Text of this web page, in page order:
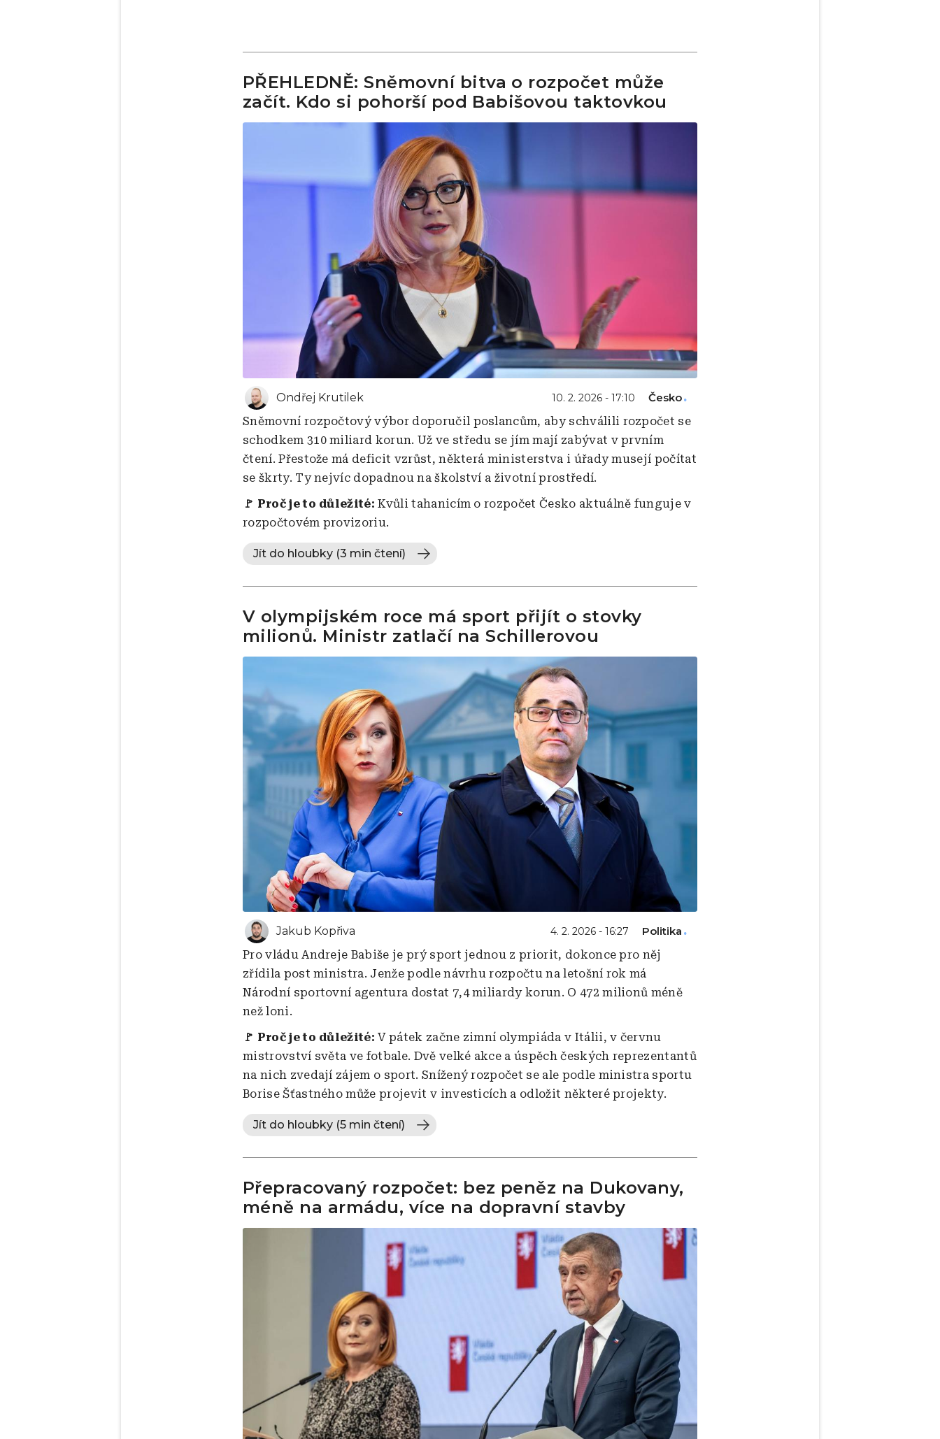
PŘEHLEDNĚ: Sněmovní bitva o rozpočet může
začít. Kdo si pohorší pod Babišovou taktovkou
Ondřej Krutilek 10. 2. 2026 - 17:10
Česko
Sněmovní rozpočtový výbor doporučil poslancům, aby schválili rozpočet se
schodkem 310 miliard korun. Už ve středu se jím mají zabývat v prvním
čtení. Přestože má deficit vzrůst, některá ministerstva i úřady musejí počítat
se škrty. Ty nejvíc dopadnou na školství a životní prostředí.
🚩 Proč je to důležité:Kvůli tahanicím o rozpočet Česko aktuálně funguje v
rozpočtovém provizoriu.
Jít do hloubky (3 min čtení)
V olympijském roce má sport přijít o stovky
milionů. Ministr zatlačí na Schillerovou
Jakub Kopřiva 4. 2. 2026 - 16:27
Politika
Pro vládu Andreje Babiše je prý sport jednou z priorit, dokonce pro něj
zřídila post ministra. Jenže podle návrhu rozpočtu na letošní rok má
Národní sportovní agentura dostat 7,4 miliardy korun. O 472 milionů méně
než loni.
🚩 Proč je to důležité:V pátek začne zimní olympiáda v Itálii, v červnu
mistrovství světa ve fotbale. Dvě velké akce a úspěch českých reprezentantů
na nich zvedají zájem o sport. Snížený rozpočet se ale podle ministra sportu
Borise Šťastného může projevit v investicích a odložit některé projekty.
Jít do hloubky (5 min čtení)
Přepracovaný rozpočet: bez peněz na Dukovany,
méně na armádu, více na dopravní stavby